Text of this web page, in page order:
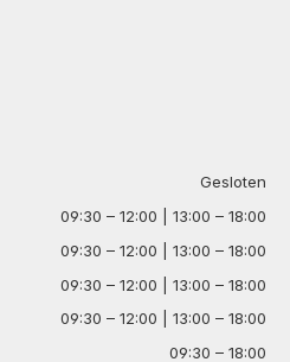
Gesloten
09:30 – 12:00 | 13:00 – 18:00
09:30 – 12:00 | 13:00 – 18:00
09:30 – 12:00 | 13:00 – 18:00
09:30 – 12:00 | 13:00 – 18:00
09:30 – 18:00